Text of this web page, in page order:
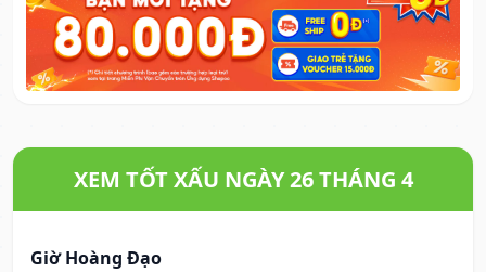
XEM TỐT XẤU NGÀY 26 THÁNG 4
Giờ Hoàng Đạo